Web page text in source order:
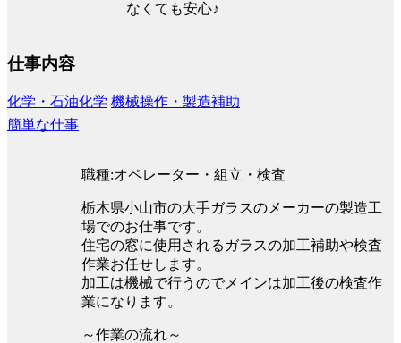
なくても安心♪
仕事内容
化学・石油化学 機械操作・製造補助
簡単な仕事
職種:オペレーター・組立・検査
栃木県小山市の大手ガラスのメーカーの製造工
場でのお仕事です。
住宅の窓に使用されるガラスの加工補助や検査
作業お任せします。
加工は機械で行うのでメインは加工後の検査作
業になります。
～作業の流れ～